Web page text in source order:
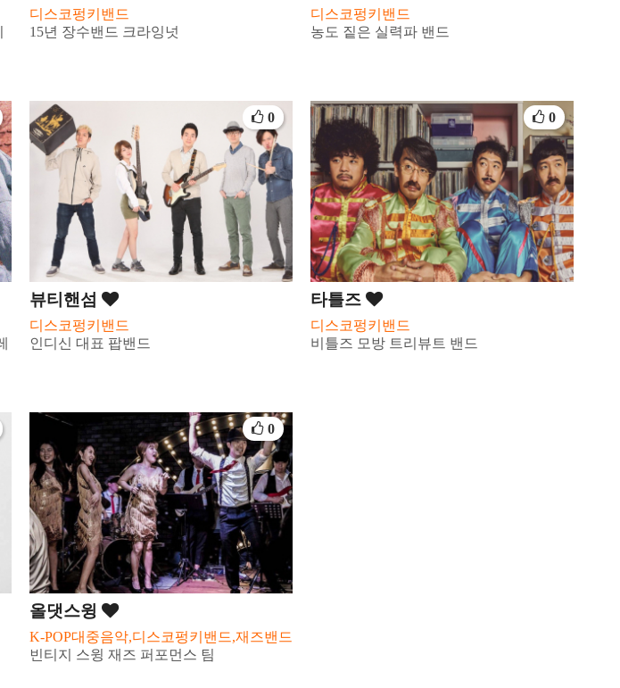
디스코펑키밴드
15년 장수밴드 크라잉넛
디스코펑키밴드
농도 짙은 실력파 밴드
뷰티핸섬
디스코펑키밴드
인디신 대표 팝밴드
0
타틀즈
디스코펑키밴드
비틀즈 모방 트리뷰트 밴드
0
올댓스윙
K-POP대중음악,디스코펑키밴드,재즈밴드
빈티지 스윙 재즈 퍼포먼스 팀
0